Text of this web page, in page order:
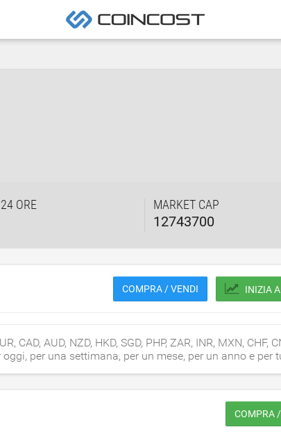
ORE MARKET CAP
12743700
COMPRA / VENDI INIZIA
AUD, NZD, HKD, SGD, PHP, ZAR, INR, MXN, CHF,
per una settimana, per un mese, per un anno e per
COMPRA